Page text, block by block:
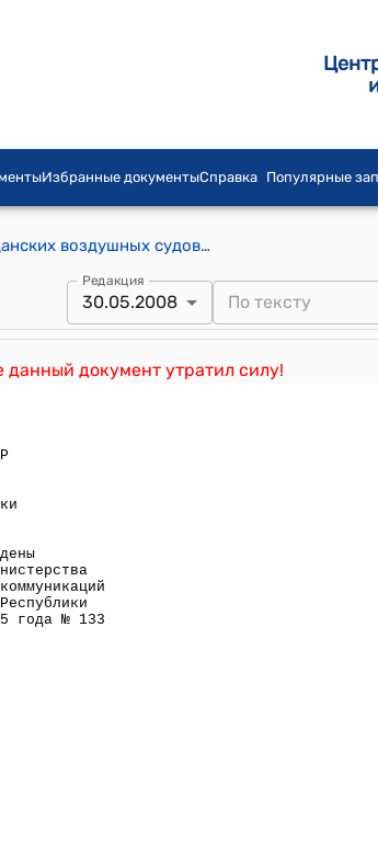
Избранные документыСправка Популярные
Авиационные правила КР АП-ЭКС "Эксплуатация гражданских воздушных судов" Подчасть R "Перевозка по воздуху опасных грузов" (Утверждены приказом Министерства транспорта и коммуникаций Кыргызской Республики от 31 мая 2005 года № 133)
Редакция
30.05.2008
документ утратил силу!